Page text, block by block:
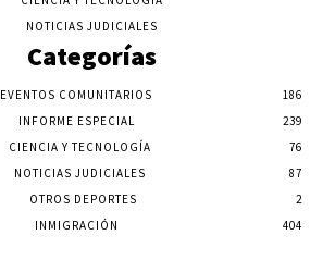
NOTICIAS JUDICIALES
Categorías
EVENTOS COMUNITARIOS
186
INFORME ESPECIAL
239
CIENCIA Y TECNOLOGÍA
76
NOTICIAS JUDICIALES
87
OTROS DEPORTES
2
INMIGRACIÓN
404